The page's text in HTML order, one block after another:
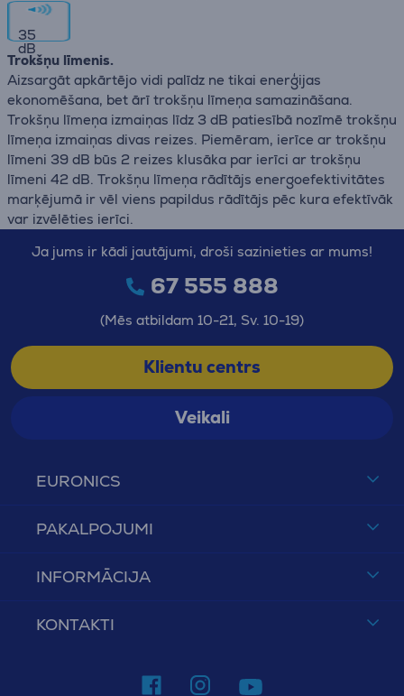
35
dB
Trokšņu līmenis.
Aizsargāt apkārtējo vidi palīdz ne tikai enerģijas
ekonomēšana, bet ārī trokšņu līmeņa samazināšana.
Trokšņu līmeņa izmaiņas līdz 3 dB patiesībā nozīmē trokšņu
līmeņa izmaiņas divas reizes. Piemēram, ierīce ar trokšņu
līmeni 39 dB būs 2 reizes klusāka par ierīci ar trokšņu
līmeni 42 dB. Trokšņu līmeņa rādītājs energoefektivitātes
marķējumā ir vēl viens papildus rādītājs pēc kura efektīvāk
var izvēlēties ierīci.
EURONICS
PAKALPOJUMI
INFORMĀCIJA
KONTAKTI
Ja jums ir kādi jautājumi, droši sazinieties ar mums!
67 555 888
(Mēs atbildam 10-21, Sv. 10-19)
Klientu centrs
Veikali